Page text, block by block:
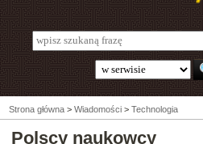
Strona główna > Wiadomości > Technologia
Polscy naukowcy